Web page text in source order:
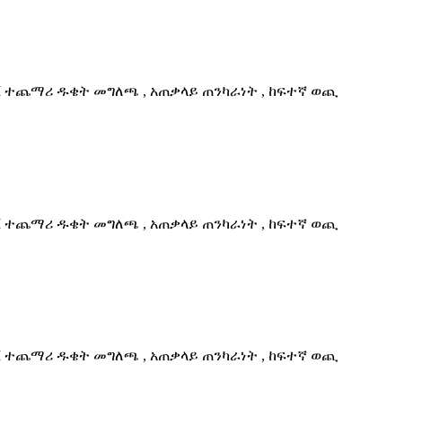
ተጨማሪ ዱቄት መግለጫ , አጠቃላይ ጠንካራነት , ከፍተኛ ወጪ
ተጨማሪ ዱቄት መግለጫ , አጠቃላይ ጠንካራነት , ከፍተኛ ወጪ
ተጨማሪ ዱቄት መግለጫ , አጠቃላይ ጠንካራነት , ከፍተኛ ወጪ